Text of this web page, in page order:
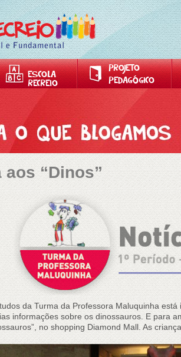
ESCOLA
RECREIO
PROJETO
PEDAGÓGICO
aos “Dinos”
da Turma da Professora Maluquinha
informações sobre os dinossauros. E para
no shopping Diamond Mall. As